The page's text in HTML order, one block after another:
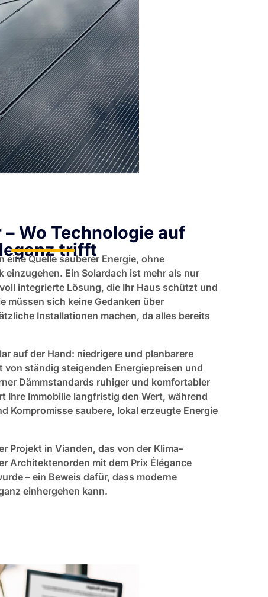
Wo Technologie auf
trifft
eine Quelle sauberer Energie, ohne
einzugehen. Ein Solardach ist mehr als nur
integrierte Lösung, die Ihr Haus schützt und
müssen sich keine Gedanken über
Installationen machen, da alles bereits
auf der Hand: niedrigere und planbarere
von ständig steigenden Energiepreisen und
Dämmstandards ruhiger und komfortabler
Ihre Immobilie langfristig den Wert, während
Kompromisse saubere, lokal erzeugte Energie
Projekt in Vianden, das von der Klima–
Architektenorden mit dem Prix Élégance
– ein Beweis dafür, dass moderne
einhergehen kann.